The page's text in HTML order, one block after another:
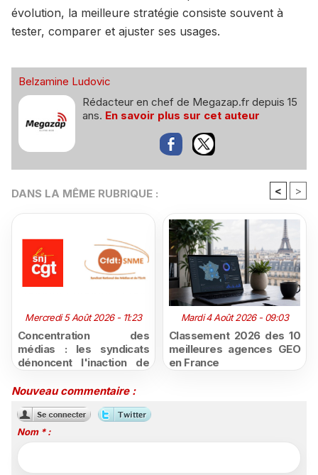
évolution, la meilleure stratégie consiste souvent à
tester, comparer et ajuster ses usages.
Belzamine Ludovic
Rédacteur en chef de Megazap.fr depuis 15
ans. En savoir plus sur cet auteur
DANS LA MÊME RUBRIQUE : < >
Mercredi 5 Août 2026 - 11:23
Concentration des
médias : les syndicats
dénoncent l'inaction de
Conseil d'État
Mardi 4 Août 2026 - 09:03
Classement 2026 des 10
meilleures agences GEO
en France
Nouveau commentaire :
Nom * :